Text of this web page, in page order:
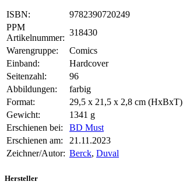
ISBN:
9782390720249
PPM
Artikelnummer:
318430
Warengruppe:
Comics
Einband:
Hardcover
Seitenzahl:
96
Abbildungen:
farbig
Format:
29,5 x 21,5 x 2,8 cm (HxBxT)
Gewicht:
1341 g
Erschienen bei:
BD Must
Erschienen am:
21.11.2023
Zeichner/Autor: Berck, Duval
Hersteller